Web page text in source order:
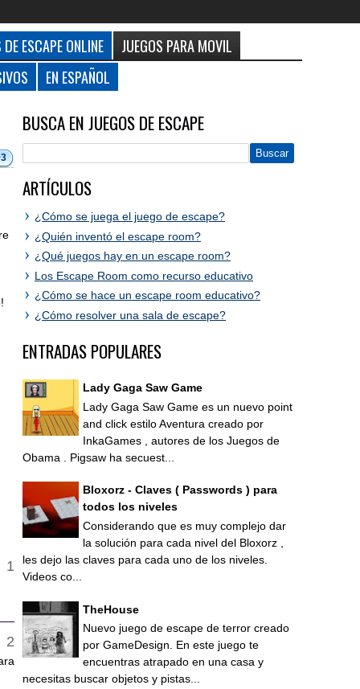
ESCAPE ONLINE
JUEGOS PARA MOVIL
EN ESPAÑOL
BUSCA EN JUEGOS DE ESCAPE
ARTÍCULOS
¿Cómo se juega el juego de escape?
¿Quién inventó el escape room?
¿Qué juegos hay en un escape room?
Los Escape Room como recurso educativo
¿Cómo se hace un escape room educativo?
¿Cómo resolver una sala de escape?
ENTRADAS POPULARES
Lady Gaga Saw Game
Lady Gaga Saw Game es un nuevo point
and click estilo Aventura creado por
InkaGames , autores de los Juegos de
Obama . Pigsaw ha secuest...
Bloxorz - Claves ( Passwords ) para
todos los niveles
Considerando que es muy complejo dar
la solución para cada nivel del Bloxorz ,
les dejo las claves para cada uno de los niveles.
Videos co...
TheHouse
Nuevo juego de escape de terror creado
por GameDesign. En este juego te
encuentras atrapado en una casa y
necesitas buscar objetos y pistas...